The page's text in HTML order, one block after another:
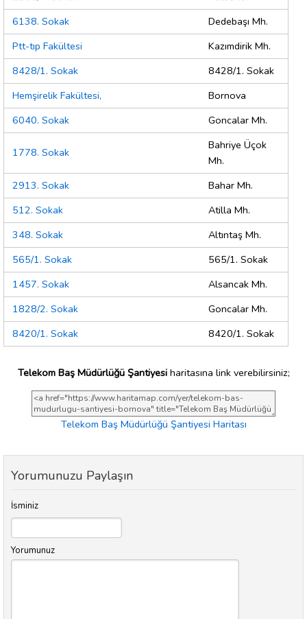
6138. Sokak
Dedebaşı Mh.
Ptt-tıp Fakültesi
Kazımdirik Mh.
8428/1. Sokak
8428/1. Sokak
Hemşirelik Fakültesi,
Bornova
6040. Sokak
Goncalar Mh.
1778. Sokak
Bahriye Üçok
Mh.
2913. Sokak
Bahar Mh.
512. Sokak
Atilla Mh.
348. Sokak
Altıntaş Mh.
565/1. Sokak
565/1. Sokak
1457. Sokak
Alsancak Mh.
1828/2. Sokak
Goncalar Mh.
8420/1. Sokak
8420/1. Sokak
Telekom Baş Müdürlüğü Şantiyesiharitasına link verebilirsiniz;
Telekom Baş Müdürlüğü Şantiyesi Haritası
Yorumunuzu Paylaşın
İsminiz
Yorumunuz